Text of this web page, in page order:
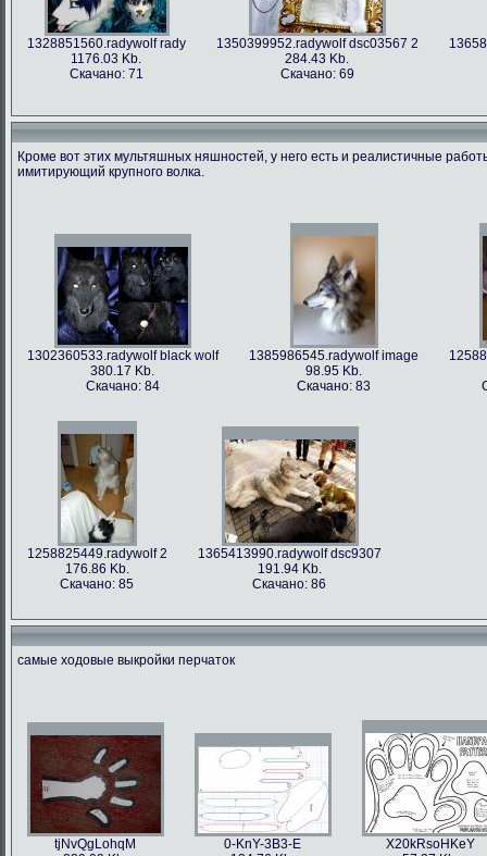
1328851560.radywolf rady
1176.03 Kb.
Скачано: 71
1350399952.radywolf dsc03567 2
284.43 Kb.
Скачано: 69
60.91 Kb.
Скачано: 79
1375506317.radywolf ao
492.86 Kb.
Скачано: 62
1393372244.radywolf eixin-20
3836.44 Kb.
Скачано: 70
1394357978.radywolf image
82.75 Kb.
Скачано: 70
Кроме вот этих мультяшных няшностей, у него есть и реалистичные
имитирующий крупного волка.
1302360533.radywolf black wolf
380.17 Kb.
Скачано: 84
1385986545.radywolf image
98.95 Kb.
Скачано: 83
1258825449.radywolf 2
176.86 Kb.
Скачано: 85
1365413990.radywolf dsc9307
191.94 Kb.
Скачано: 86
самые ходовые выкройки перчаток
tjNvQgLohqM
0-KnY-3B3-E
X20kRsoHKeY